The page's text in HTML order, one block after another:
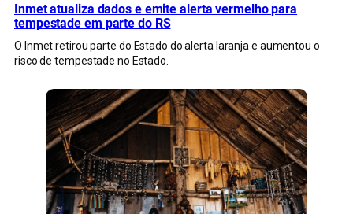
Inmet atualiza dados e emite alerta vermelho para
tempestade em parte do RS
O Inmet retirou parte do Estado do alerta laranja e aumentou o
risco de tempestade no Estado.